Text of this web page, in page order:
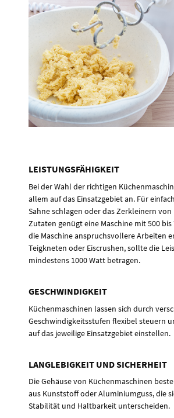
LEISTUNGSFÄHIGKEIT
Bei der Wahl der richtigen
allem auf das Einsatzgebiet an. Für
Sahne schlagen oder das Zerkleinern
Zutaten genügt eine Maschine mit 500 bis
die Maschine anspruchsvollere Arbeiten
Teigkneten oder Eiscrushen, sollte die
mindestens 1000 Watt betragen.
GESCHWINDIGKEIT
Küchenmaschinen lassen sich durch
Geschwindigkeitsstufen flexibel steuern
auf das jeweilige Einsatzgebiet einstellen.
LANGLEBIGKEIT UND SICHERHEIT
Die Gehäuse von Küchenmaschinen
aus Kunststoff oder Aluminiumguss, die
Stabilität und Haltbarkeit unterscheiden.